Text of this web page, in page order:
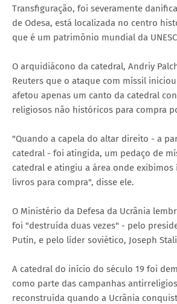
Transfiguração, foi severamente
de Odesa, está localizada no centro
que é um patrimônio mundial da
O arquidiácono da catedral, Andriy
Reuters que o ataque com míssil
afetou apenas um canto da catedral
religiosos não históricos para compra
"Quando a capela do altar direito - a
catedral - foi atingida, um pedaço de
catedral e atingiu a área onde exibimos
livros para compra", disse ele.
O Ministério da Defesa da Ucrânia
foi "destruída duas vezes" - pelo
Putin, e pelo líder soviético, Joseph
A catedral do início do século 19 foi
como parte das campanhas
reconstruída quando a Ucrânia